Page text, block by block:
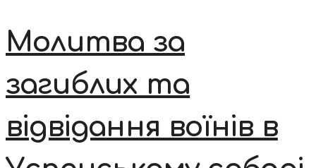
Молитва за
загиблих та
відвідання воїнів в